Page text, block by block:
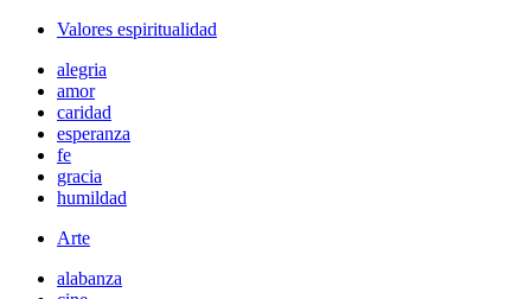
Valores espiritualidad
alegria
amor
caridad
esperanza
fe
gracia
humildad
Arte
alabanza